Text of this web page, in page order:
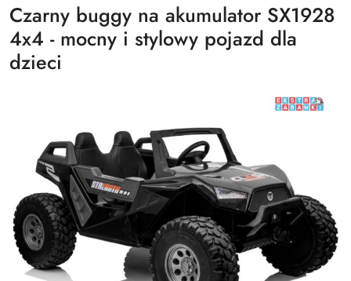
Czarny buggy na akumulator SX1928
4x4 - mocny i stylowy pojazd dla
dzieci